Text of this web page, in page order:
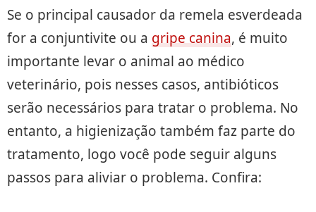
Se o principal causador da remela esverdeada
for a conjuntivite ou a gripe canina, é muito
importante levar o animal ao médico
veterinário, pois nesses casos, antibióticos
serão necessários para tratar o problema. No
entanto, a higienização também faz parte do
tratamento, logo você pode seguir alguns
passos para aliviar o problema. Confira: